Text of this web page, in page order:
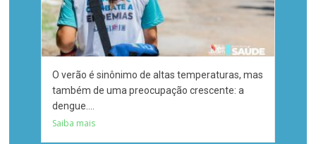
O verão é sinônimo de altas temperaturas, mas
também de uma preocupação crescente: a
dengue....
Saiba mais